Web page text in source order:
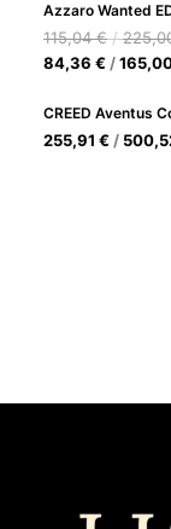
115,04€/
84,36 € /
255,91 € /